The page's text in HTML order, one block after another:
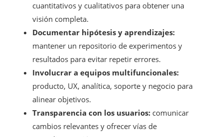
cuantitativos y cualitativos para obtener una
visión completa.
Documentar hipótesis y aprendizajes:
mantener un repositorio de experimentos y
resultados para evitar repetir errores.
Involucrar a equipos multifuncionales:
producto, UX, analítica, soporte y negocio para
alinear objetivos.
Transparencia con los usuarios: comunicar
cambios relevantes y ofrecer vías de